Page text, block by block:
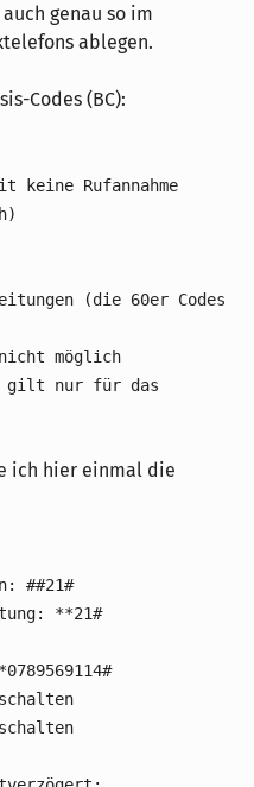
genau so im
ablegen.
Codes (BC):
Rufannahme
(die 60er Codes
möglich
gilt nur für das
ich hier einmal die
##21#
**21#